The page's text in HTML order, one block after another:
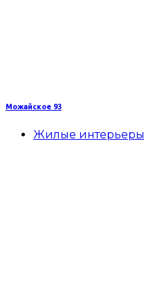
Можайское 93
Жилые интерьеры